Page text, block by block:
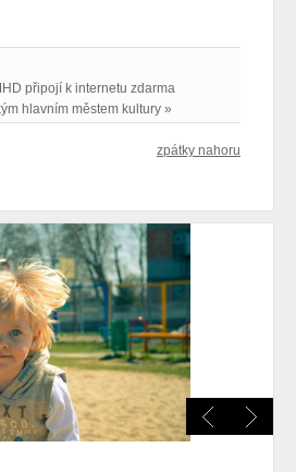
připojí k internetu zdarma
hlavním městem kultury »
zpátky nahoru